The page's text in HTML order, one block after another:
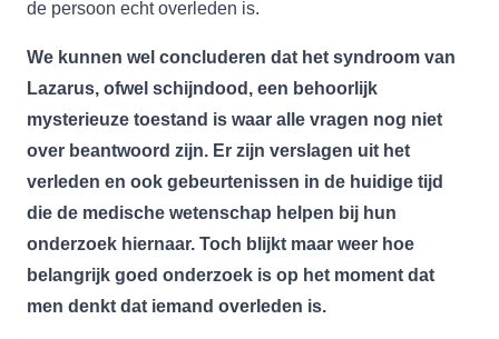
de persoon echt overleden is.
We kunnen wel concluderen dat het syndroom van
Lazarus, ofwel schijndood, een behoorlijk
mysterieuze toestand is waar alle vragen nog niet
over beantwoord zijn. Er zijn verslagen uit het
verleden en ook gebeurtenissen in de huidige tijd
die de medische wetenschap helpen bij hun
onderzoek hiernaar. Toch blijkt maar weer hoe
belangrijk goed onderzoek is op het moment dat
men denkt dat iemand overleden is.